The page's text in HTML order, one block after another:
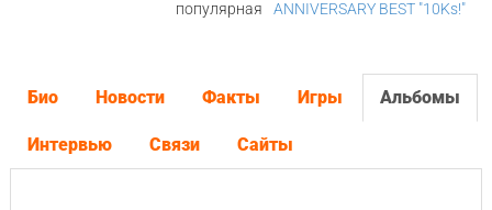
популярная
ANNIVERSARY BEST "10Ks!"
Био Новости Факты Игры Альбомы
Интервью Связи Сайты